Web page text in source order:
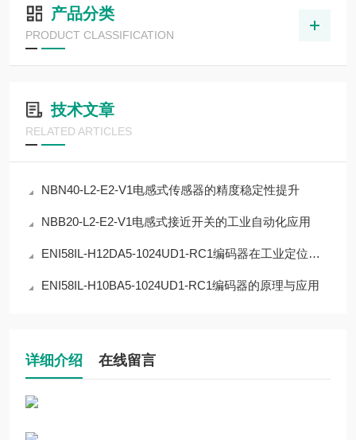
产品分类
PRODUCT CLASSIFICATION
技术文章
RELATED ARTICLES
NBN40-L2-E2-V1电感式传感器的精度稳定性提升
NBB20-L2-E2-V1电感式接近开关的工业自动化应用
ENI58IL-H12DA5-1024UD1-RC1编码器在工业定位中的应用
ENI58IL-H10BA5-1024UD1-RC1编码器的原理与应用
详细介绍 在线留言